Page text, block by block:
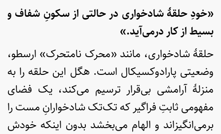
«خودِ حلقۀ شادخواری در حالتی از سکونِ شفاف و
بسیط از کار درمی‌آید.»
حلقۀ شادخواری، مانند «محرک نامتحرک» ارسطو،
وضعیتی پارادوکسیکال است. هگل این حلقه را به
منزلۀ آرامشی بی‌قرار ترسیم می‌کند، یک فضای
مفهومی ثابتِ فراگیر که تک‌تک شادخوار‌انِ مست را
برمی‌انگیزاند و الهام می‌بخشد بدون اینکه خودش